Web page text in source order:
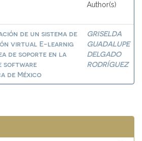
Author(s)
de un sistema de
virtual E-learnig
de soporte en la
software
de México
GRISELDA
GUADALUPE
DELGADO
RODRÍGUEZ